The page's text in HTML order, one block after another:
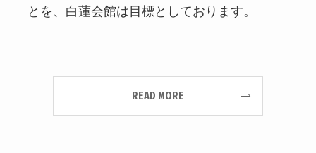
とを、白蓮会館は目標としております。
READ MORE